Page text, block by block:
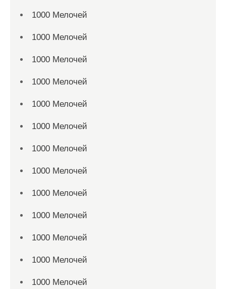
1000 Мелочей
1000 Мелочей
1000 Мелочей
1000 Мелочей
1000 Мелочей
1000 Мелочей
1000 Мелочей
1000 Мелочей
1000 Мелочей
1000 Мелочей
1000 Мелочей
1000 Мелочей
1000 Мелочей